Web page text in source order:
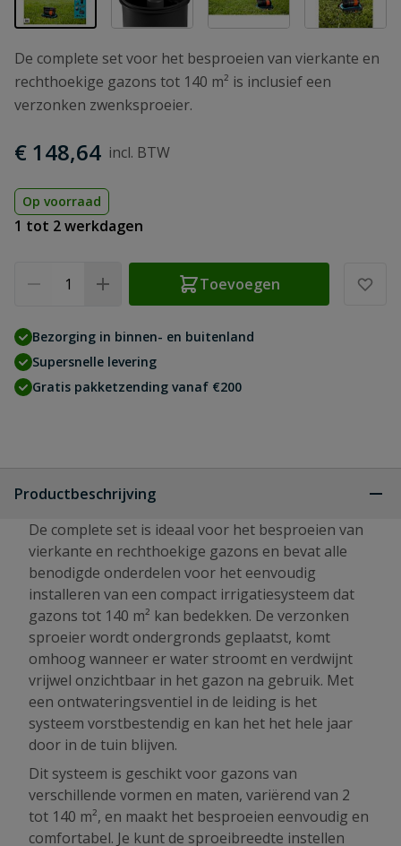
De complete set voor het besproeien van vierkante en
rechthoekige gazons tot 140 m² is inclusief een
verzonken zwenksproeier.
€ 148,64
Op voorraad
1 tot 2 werkdagen
Toevoegen
Bezorging in binnen- en buitenland
Supersnelle levering
Gratis pakketzending vanaf €200
Productbeschrijving
De complete set is ideaal voor het besproeien van
vierkante en rechthoekige gazons en bevat alle
benodigde onderdelen voor het eenvoudig
installeren van een compact irrigatiesysteem dat
gazons tot 140 m² kan bedekken. De verzonken
sproeier wordt ondergronds geplaatst, komt
omhoog wanneer er water stroomt en verdwijnt
vrijwel onzichtbaar in het gazon na gebruik. Met
een ontwateringsventiel in de leiding is het
systeem vorstbestendig en kan het het hele jaar
door in de tuin blijven.
Dit systeem is geschikt voor gazons van
verschillende vormen en maten, variërend van 2
tot 140 m², en maakt het besproeien eenvoudig en
comfortabel. Je kunt de sproeibreedte instellen